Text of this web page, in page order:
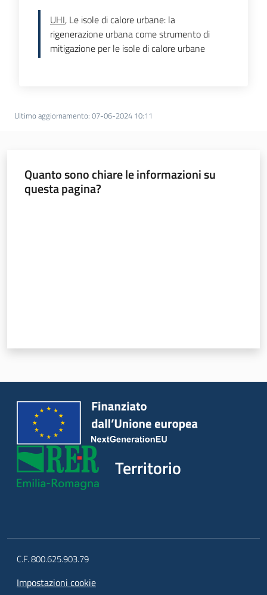
Argomenti
Progetti
UHI, Le isole di calore urbane: la
rigenerazione urbana come strumento di
mitigazione per le isole di calore urbane
Ultimo aggiornamento: 07-06-2024 10:11
Quanto sono chiare le informazioni su
questa pagina?
Territorio
C.F. 800.625.903.79
Impostazioni cookie